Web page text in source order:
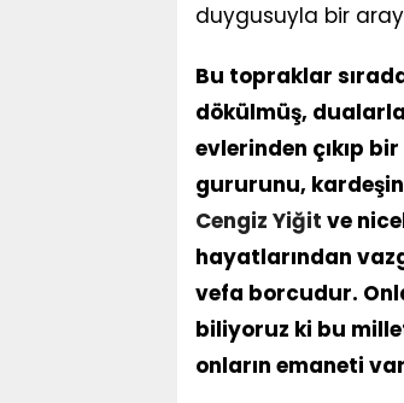
duygusuyla bir
Bu topraklar
dökülmüş,
evlerinden çıkıp
gururunu,
Cengiz Yiğit ve
hayatlarından
vefa borcudur.
biliyoruz ki bu
onların emaneti